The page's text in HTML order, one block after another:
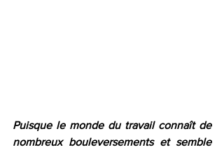
Puisque le monde du travail connaît de
nombreux bouleversements et semble